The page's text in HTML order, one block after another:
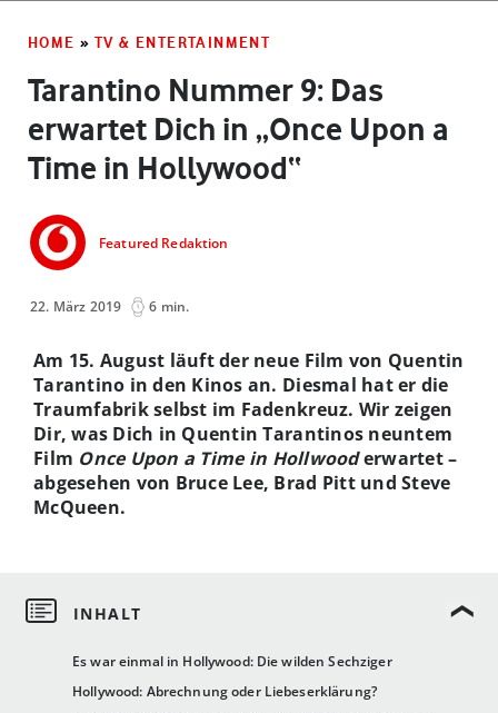
HOME » TV & ENTERTAINMENT
Tarantino Nummer 9: Das
erwartet Dich in „Once Upon a
Time in Hollywood“
Featured Redaktion
22. März 2019 6 min.
Es war einmal in Hollywood: Die wilden Sechziger
Hollywood: Abrechnung oder Liebeserklärung?
Am 15. August läuft der neue Film von Quentin
Tarantino in den Kinos an. Diesmal hat er die
Traumfabrik selbst im Fadenkreuz. Wir zeigen
Dir, was Dich in Quentin Tarantinos neuntem
Film Once Upon a Time in Hollwooderwartet –
abgesehen von Bruce Lee, Brad Pitt und Steve
McQueen.